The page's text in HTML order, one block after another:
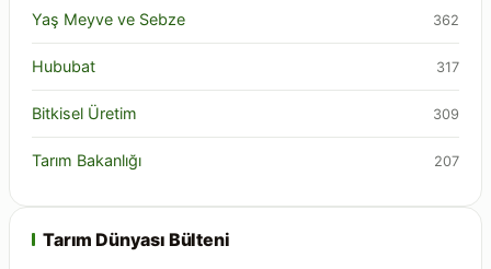
Yaş Meyve ve Sebze 362
Hububat 317
Bitkisel Üretim 309
Tarım Bakanlığı 207
Tarım Dünyası Bülteni